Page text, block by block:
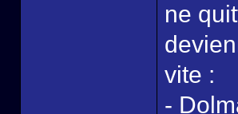
ne
vite :
-